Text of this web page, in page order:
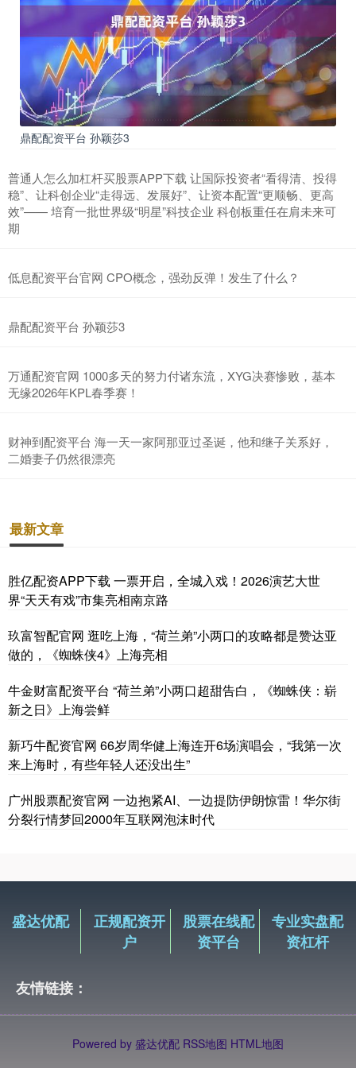
鼎配配资平台 孙颖莎3
普通人怎么加杠杆买股票APP下载 让国际投资者“看得清、投得
稳”、让科创企业“走得远、发展好”、让资本配置“更顺畅、更高
效”—— 培育一批世界级“明星”科技企业 科创板重任在肩未来可
期
低息配资平台官网 CPO概念，强劲反弹！发生了什么？
鼎配配资平台 孙颖莎3
万通配资官网 1000多天的努力付诸东流，XYG决赛惨败，基本
无缘2026年KPL春季赛！
财神到配资平台 海一天一家阿那亚过圣诞，他和继子关系好，
二婚妻子仍然很漂亮
最新文章
胜亿配资APP下载 一票开启，全城入戏！2026演艺大世
界“天天有戏”市集亮相南京路
玖富智配官网 逛吃上海，“荷兰弟”小两口的攻略都是赞达亚
做的，《蜘蛛侠4》上海亮相
牛金财富配资平台 “荷兰弟”小两口超甜告白，《蜘蛛侠：崭
新之日》上海尝鲜
新巧牛配资官网 66岁周华健上海连开6场演唱会，“我第一次
来上海时，有些年轻人还没出生”
广州股票配资官网 一边抱紧AI、一边提防伊朗惊雷！华尔街
分裂行情梦回2000年互联网泡沫时代
盛达优配
正规配资开
户
股票在线配
资平台
专业实盘配
资杠杆
友情链接：
Powered by 盛达优配 RSS地图 HTML地图